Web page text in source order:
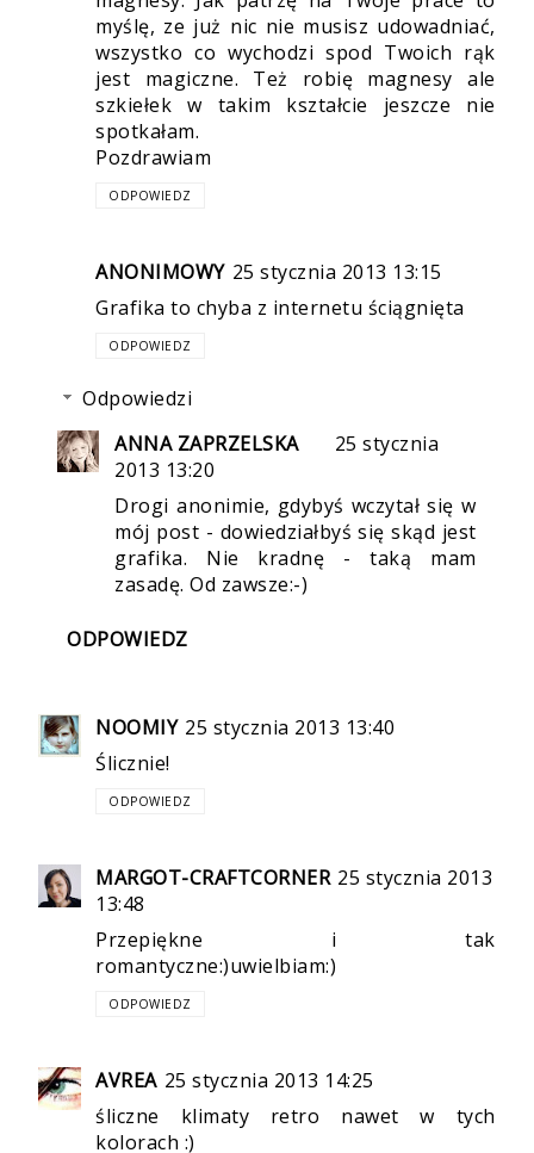
myślę, ze już nic nie musisz udowadniać,
wszystko co wychodzi spod Twoich rąk
jest magiczne. Też robię magnesy ale
szkiełek w takim kształcie jeszcze nie
spotkałam.
Pozdrawiam
ODPOWIEDZ
ANONIMOWY 25 stycznia 2013 13:15
Grafika to chyba z internetu ściągnięta
ODPOWIEDZ
Odpowiedzi
ANNA ZAPRZELSKA
25 stycznia
2013 13:20
Drogi anonimie, gdybyś wczytał się w
mój post - dowiedziałbyś się skąd jest
grafika. Nie kradnę - taką mam
zasadę. Od zawsze:-)
ODPOWIEDZ
NOOMIY 25 stycznia 2013 13:40
Ślicznie!
ODPOWIEDZ
MARGOT-CRAFTCORNER 25 stycznia 2013
13:48
Przepiękne i tak
romantyczne:)uwielbiam:)
ODPOWIEDZ
AVREA 25 stycznia 2013 14:25
śliczne klimaty retro nawet w tych
kolorach :)